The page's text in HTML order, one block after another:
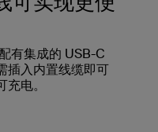
有集成的 USB-C
插入内置线缆即可
电。